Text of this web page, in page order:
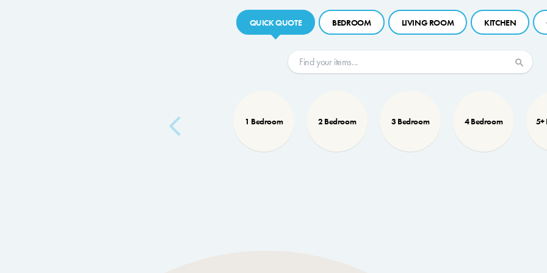
QUICK QUOTE BEDROOM LIVING ROOM KITCHEN
1 Bedroom 2 Bedroom 3 Bedroom 4 Bedroom 5+